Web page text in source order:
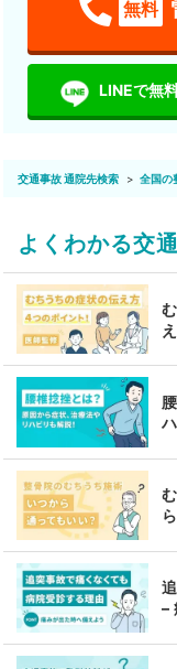
無料
LINEで無
交通事故 通院先検索 全国の
よくわかる交
–